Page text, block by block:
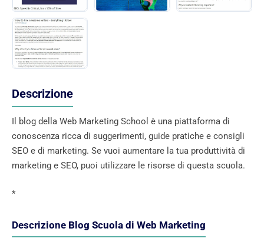
Descrizione
Il blog della Web Marketing School è una piattaforma di
conoscenza ricca di suggerimenti, guide pratiche e consigli
SEO e di marketing. Se vuoi aumentare la tua produttività di
marketing e SEO, puoi utilizzare le risorse di questa scuola.
*
Descrizione Blog Scuola di Web Marketing